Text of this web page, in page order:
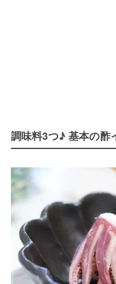
調味料3つ♪ 基本の酢